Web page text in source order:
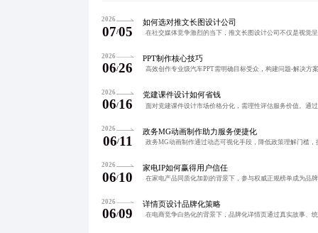
2026
07/05
如何选对推文长图设计公司
2026
06/26
PPT制作核心技巧
2026
06/16
党建课件设计如何省钱
2026
06/11
政务MG动画制作助力服务便捷化
2026
06/10
家电IP如何赢得用户信任
2026
06/09
详情页设计品牌化策略